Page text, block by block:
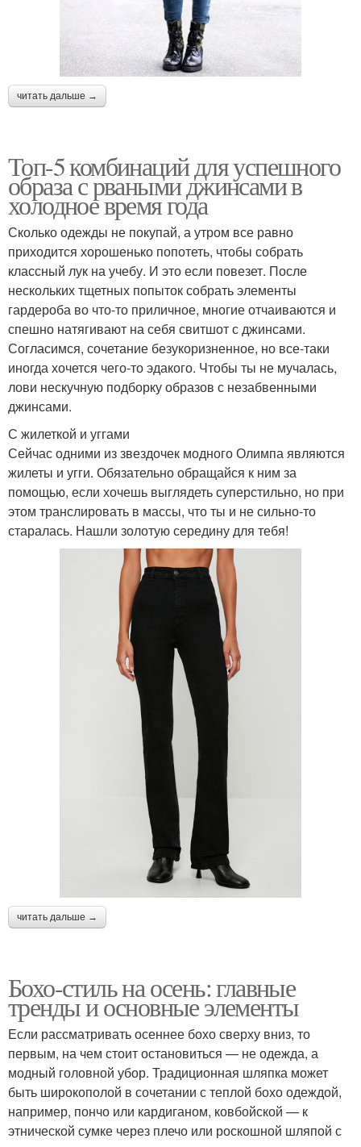
читать дальше →
Топ-5 комбинаций для успешного
образа с рваными джинсами в
холодное время года
Сколько одежды не покупай, а утром все равно
приходится хорошенько попотеть, чтобы собрать
классный лук на учебу. И это если повезет. После
нескольких тщетных попыток собрать элементы
гардероба во что-то приличное, многие отчаиваются и
спешно натягивают на себя свитшот с джинсами.
Согласимся, сочетание безукоризненное, но все-таки
иногда хочется чего-то эдакого. Чтобы ты не мучалась,
лови нескучную подборку образов с незабвенными
джинсами.
С жилеткой и уггами
Сейчас одними из звездочек модного Олимпа являются
жилеты и угги. Обязательно обращайся к ним за
помощью, если хочешь выглядеть суперстильно, но при
этом транслировать в массы, что ты и не сильно-то
старалась. Нашли золотую середину для тебя!
читать дальше →
Бохо-стиль на осень: главные
тренды и основные элементы
Если рассматривать осеннее бохо сверху вниз, то
первым, на чем стоит остановиться — не одежда, а
модный головной убор. Традиционная шляпка может
быть широкополой в сочетании с теплой бохо одеждой,
например, пончо или кардиганом, ковбойской — к
этнической сумке через плечо или роскошной шляпой с